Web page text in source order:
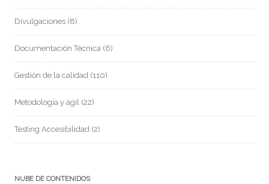
Divulgaciones (8)
Documentación Técnica (6)
Gestión de la calidad (110)
Metodología y ágil (22)
Testing Accesibilidad (2)
NUBE DE CONTENIDOS